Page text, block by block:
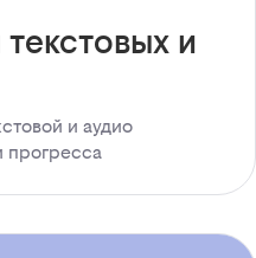
и
и аудио
прогресса